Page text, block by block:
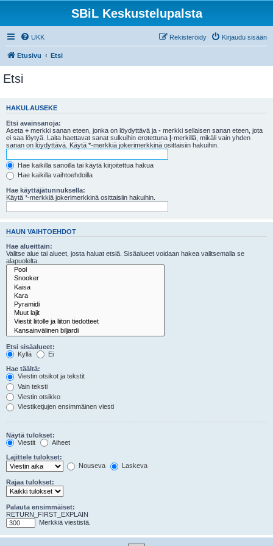
SBiL Keskustelupalsta
UKK Kirjaudu sisään
Rekisteröidy
Etusivu Etsi
Etsi
HAKULAUSEKE
Etsi avainsanoja:
Aseta + merkki sanan eteen, jonka on löydyttävä ja - merkki sellaisen sanan eteen, jota
ei saa löytyä. Laita haettavat sanat sulkuihin erotettuna |-merkillä, mikäli vain yhden
sanan on löydyttävä. Käytä *-merkkiä jokerimerkkinä osittaisiin hakuihin.
Hae kaikilla sanoilla tai käytä kirjoitettua hakua
Hae kaikilla vaihtoehdoilla
Hae käyttäjätunnuksella:
Käytä *-merkkiä jokerimerkkinä osittaisiin hakuihin.
HAUN VAIHTOEHDOT
Hae alueittain:
Valitse alue tai alueet, josta haluat etsiä. Sisäalueet voidaan hakea valitsemalla se
alapuolelta.
Etsi sisäalueet:
Kyllä
Ei
Hae täältä:
Viestin otsikot ja tekstit
Vain teksti
Viestin otsikko
Viestiketjujen ensimmäinen viesti
Näytä tulokset:
Viestit
Aiheet
Lajittele tulokset:
Nouseva
Laskeva
Rajaa tulokset:
Palauta ensimmäiset:
RETURN_FIRST_EXPLAIN
Merkkiä viestistä.